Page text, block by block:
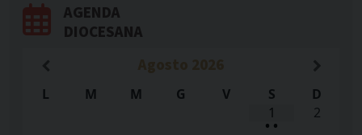
AGENDA
DIOCESANA
L M M G V S
D
1
• •
2